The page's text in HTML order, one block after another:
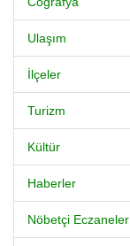
Ulaşım
İlçeler
Turizm
Kültür
Haberler
Nöbetçi Eczaneler